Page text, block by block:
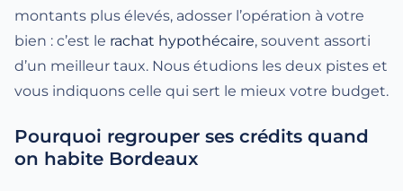
montants plus élevés, adosser l’opération à votre
bien : c’est le rachat hypothécaire, souvent assorti
d’un meilleur taux. Nous étudions les deux pistes et
vous indiquons celle qui sert le mieux votre budget.
Pourquoi regrouper ses crédits quand
on habite Bordeaux